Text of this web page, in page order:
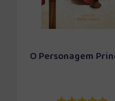
O Personagem